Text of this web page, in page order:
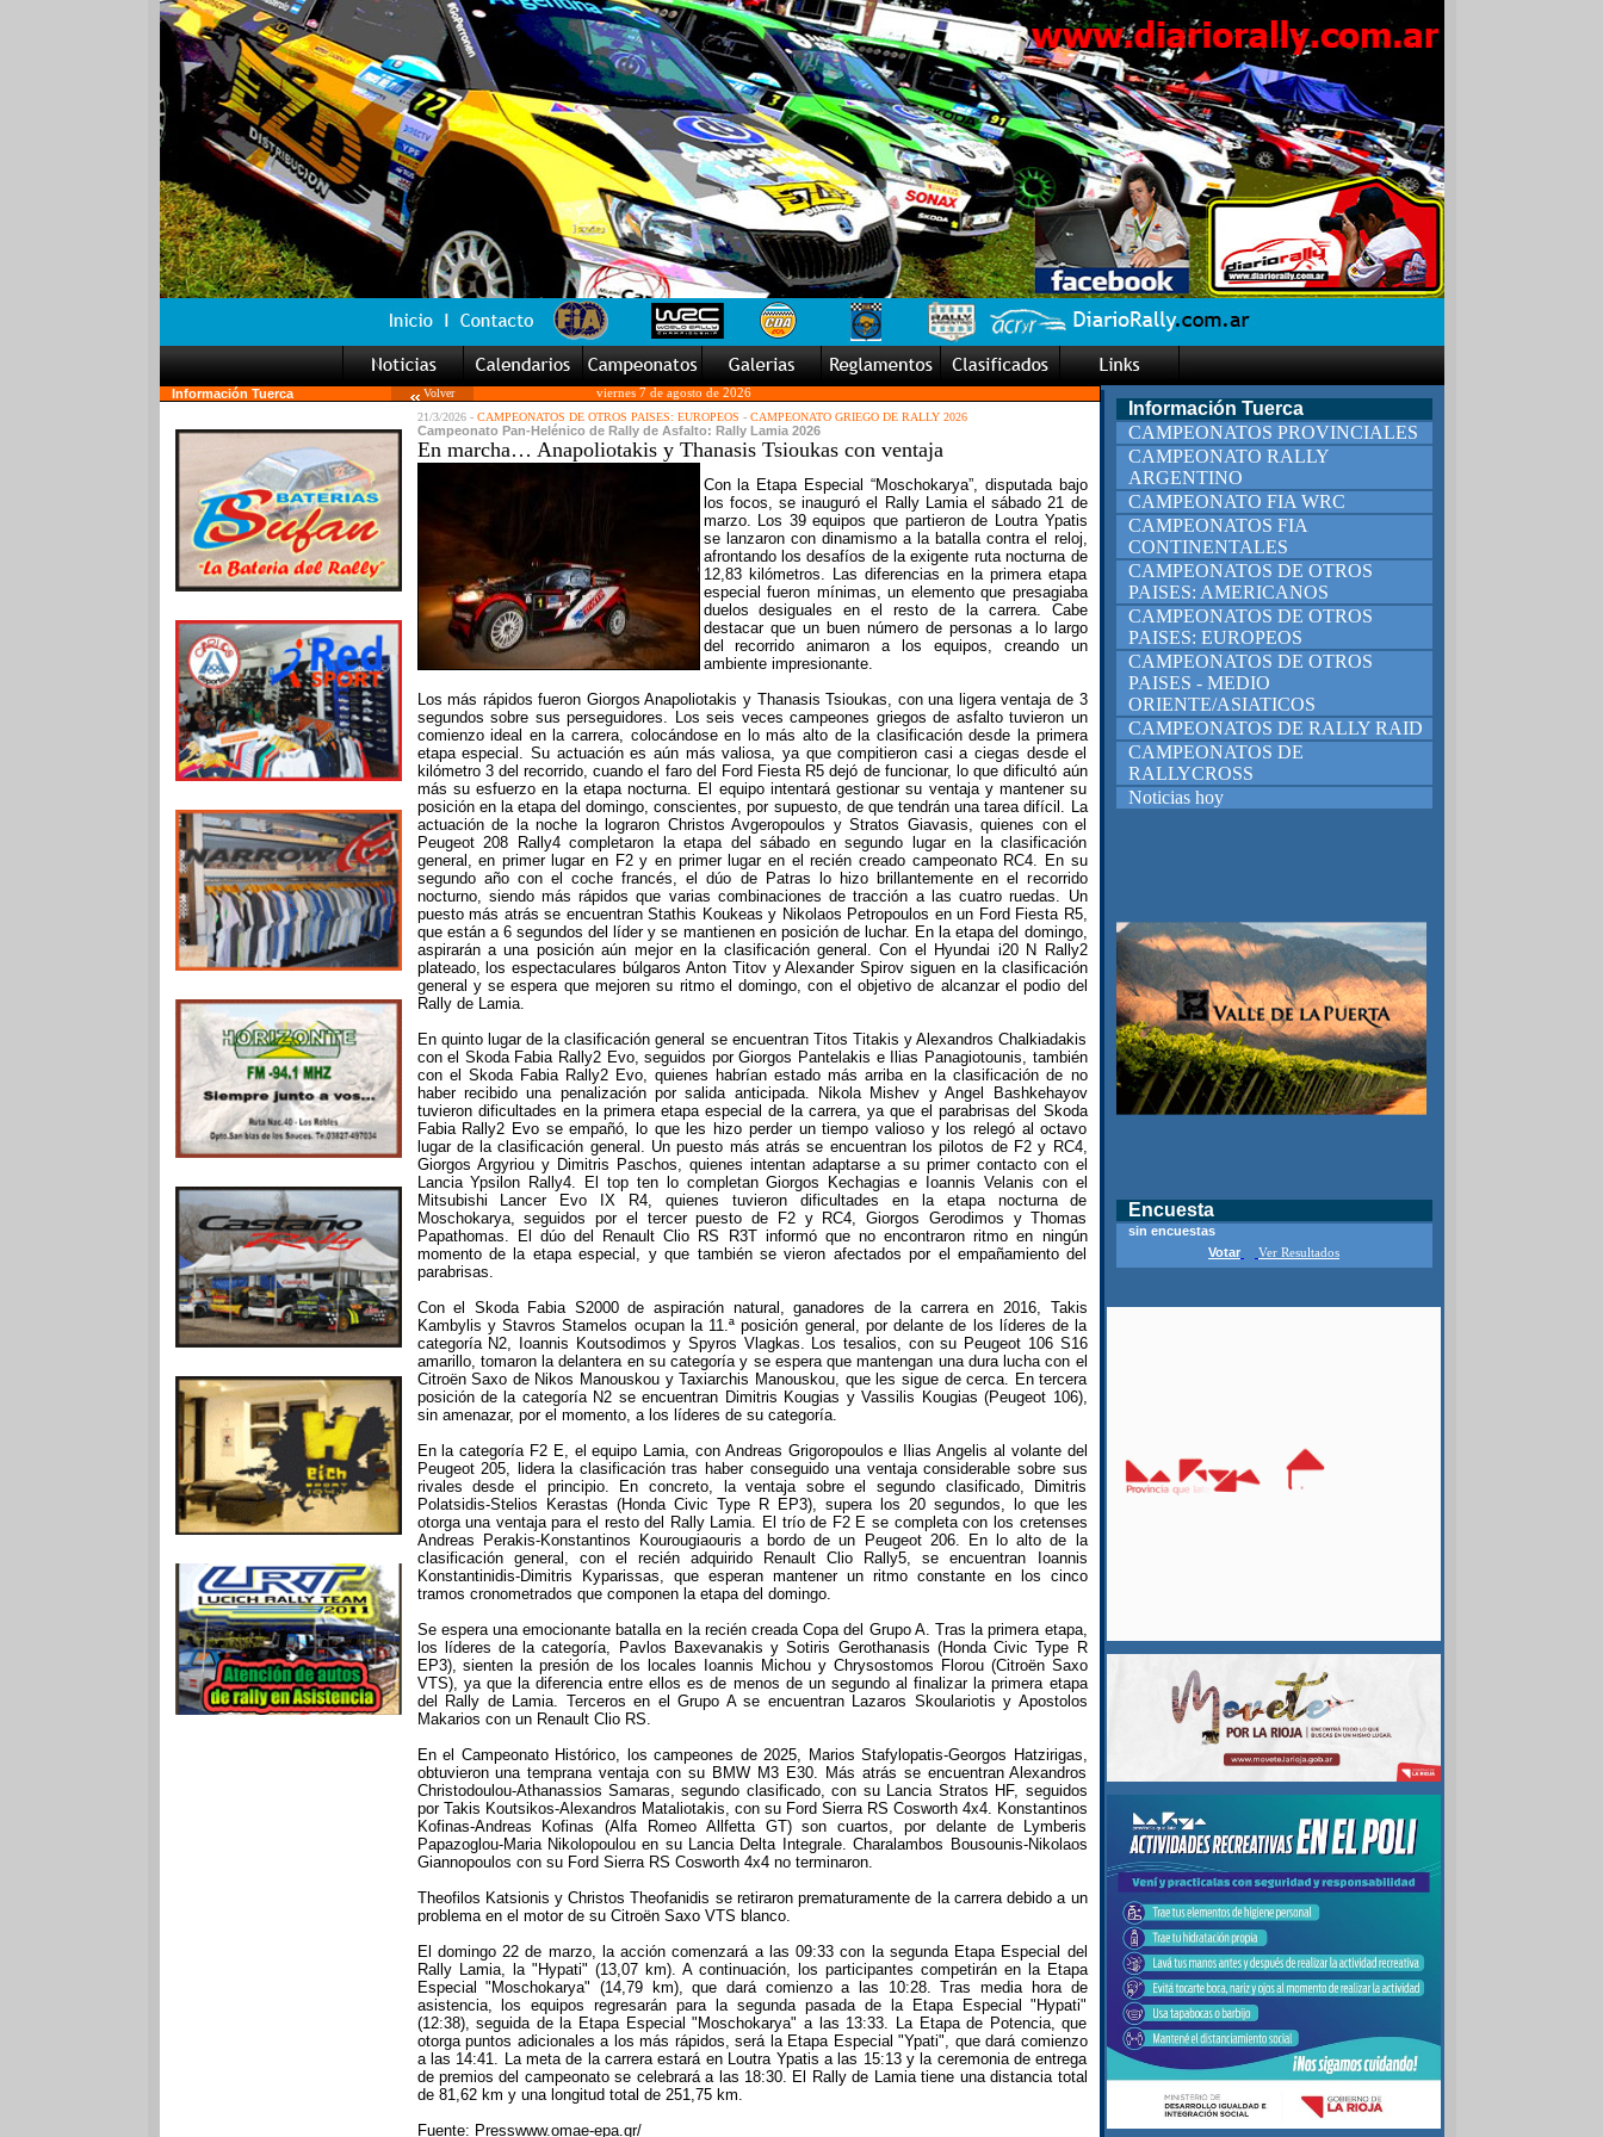
Información Tuerca Volver viernes 7 de agosto de 2026
Información Tuerca
CAMPEONATOS PROVINCIALES
CAMPEONATO RALLY
ARGENTINO
CAMPEONATO FIA WRC
CAMPEONATOS FIA
CONTINENTALES
CAMPEONATOS DE OTROS
PAISES: AMERICANOS
CAMPEONATOS DE OTROS
PAISES: EUROPEOS
CAMPEONATOS DE OTROS
PAISES - MEDIO
ORIENTE/ASIATICOS
CAMPEONATOS DE RALLY RAID
CAMPEONATOS DE
RALLYCROSS
Noticias hoy
Encuesta
sin encuestas
Votar
Ver Resultados
21/3/2026 - CAMPEONATOS DE OTROS PAISES: EUROPEOS - CAMPEONATO GRIEGO DE RALLY 2026
Campeonato Pan-Helénico de Rally de Asfalto: Rally Lamia 2026
En marcha… Anapoliotakis y Thanasis Tsioukas con ventaja
Con la Etapa Especial “Moschokarya”, disputada bajo
los focos, se inauguró el Rally Lamia el sábado 21 de
marzo. Los 39 equipos que partieron de Loutra Ypatis
se lanzaron con dinamismo a la batalla contra el reloj,
afrontando los desafíos de la exigente ruta nocturna de
12,83 kilómetros. Las diferencias en la primera etapa
especial fueron mínimas, un elemento que presagiaba
duelos desiguales en el resto de la carrera. Cabe
destacar que un buen número de personas a lo largo
del recorrido animaron a los equipos, creando un
ambiente impresionante.
Los más rápidos fueron Giorgos Anapoliotakis y Thanasis Tsioukas, con una ligera ventaja de 3
segundos sobre sus perseguidores. Los seis veces campeones griegos de asfalto tuvieron un
comienzo ideal en la carrera, colocándose en lo más alto de la clasificación desde la primera
etapa especial. Su actuación es aún más valiosa, ya que compitieron casi a ciegas desde el
kilómetro 3 del recorrido, cuando el faro del Ford Fiesta R5 dejó de funcionar, lo que dificultó aún
más su esfuerzo en la etapa nocturna. El equipo intentará gestionar su ventaja y mantener su
posición en la etapa del domingo, conscientes, por supuesto, de que tendrán una tarea difícil. La
actuación de la noche la lograron Christos Avgeropoulos y Stratos Giavasis, quienes con el
Peugeot 208 Rally4 completaron la etapa del sábado en segundo lugar en la clasificación
general, en primer lugar en F2 y en primer lugar en el recién creado campeonato RC4. En su
segundo año con el coche francés, el dúo de Patras lo hizo brillantemente en el recorrido
nocturno, siendo más rápidos que varias combinaciones de tracción a las cuatro ruedas. Un
puesto más atrás se encuentran Stathis Koukeas y Nikolaos Petropoulos en un Ford Fiesta R5,
que están a 6 segundos del líder y se mantienen en posición de luchar. En la etapa del domingo,
aspirarán a una posición aún mejor en la clasificación general. Con el Hyundai i20 N Rally2
plateado, los espectaculares búlgaros Anton Titov y Alexander Spirov siguen en la clasificación
general y se espera que mejoren su ritmo el domingo, con el objetivo de alcanzar el podio del
Rally de Lamia.
En quinto lugar de la clasificación general se encuentran Titos Titakis y Alexandros Chalkiadakis
con el Skoda Fabia Rally2 Evo, seguidos por Giorgos Pantelakis e Ilias Panagiotounis, también
con el Skoda Fabia Rally2 Evo, quienes habrían estado más arriba en la clasificación de no
haber recibido una penalización por salida anticipada. Nikola Mishev y Angel Bashkehayov
tuvieron dificultades en la primera etapa especial de la carrera, ya que el parabrisas del Skoda
Fabia Rally2 Evo se empañó, lo que les hizo perder un tiempo valioso y los relegó al octavo
lugar de la clasificación general. Un puesto más atrás se encuentran los pilotos de F2 y RC4,
Giorgos Argyriou y Dimitris Paschos, quienes intentan adaptarse a su primer contacto con el
Lancia Ypsilon Rally4. El top ten lo completan Giorgos Kechagias e Ioannis Velanis con el
Mitsubishi Lancer Evo IX R4, quienes tuvieron dificultades en la etapa nocturna de
Moschokarya, seguidos por el tercer puesto de F2 y RC4, Giorgos Gerodimos y Thomas
Papathomas. El dúo del Renault Clio RS R3T informó que no encontraron ritmo en ningún
momento de la etapa especial, y que también se vieron afectados por el empañamiento del
parabrisas.
Con el Skoda Fabia S2000 de aspiración natural, ganadores de la carrera en 2016, Takis
Kambylis y Stavros Stamelos ocupan la 11.ª posición general, por delante de los líderes de la
categoría N2, Ioannis Koutsodimos y Spyros Vlagkas. Los tesalios, con su Peugeot 106 S16
amarillo, tomaron la delantera en su categoría y se espera que mantengan una dura lucha con el
Citroën Saxo de Nikos Manouskou y Taxiarchis Manouskou, que les sigue de cerca. En tercera
posición de la categoría N2 se encuentran Dimitris Kougias y Vassilis Kougias (Peugeot 106),
sin amenazar, por el momento, a los líderes de su categoría.
En la categoría F2 E, el equipo Lamia, con Andreas Grigoropoulos e Ilias Angelis al volante del
Peugeot 205, lidera la clasificación tras haber conseguido una ventaja considerable sobre sus
rivales desde el principio. En concreto, la ventaja sobre el segundo clasificado, Dimitris
Polatsidis-Stelios Kerastas (Honda Civic Type R EP3), supera los 20 segundos, lo que les
otorga una ventaja para el resto del Rally Lamia. El trío de F2 E se completa con los cretenses
Andreas Perakis-Konstantinos Kourougiaouris a bordo de un Peugeot 206. En lo alto de la
clasificación general, con el recién adquirido Renault Clio Rally5, se encuentran Ioannis
Konstantinidis-Dimitris Kyparissas, que esperan mantener un ritmo constante en los cinco
tramos cronometrados que componen la etapa del domingo.
Se espera una emocionante batalla en la recién creada Copa del Grupo A. Tras la primera etapa,
los líderes de la categoría, Pavlos Baxevanakis y Sotiris Gerothanasis (Honda Civic Type R
EP3), sienten la presión de los locales Ioannis Michou y Chrysostomos Florou (Citroën Saxo
VTS), ya que la diferencia entre ellos es de menos de un segundo al finalizar la primera etapa
del Rally de Lamia. Terceros en el Grupo A se encuentran Lazaros Skoulariotis y Apostolos
Makarios con un Renault Clio RS.
En el Campeonato Histórico, los campeones de 2025, Marios Stafylopatis-Georgos Hatzirigas,
obtuvieron una temprana ventaja con su BMW M3 E30. Más atrás se encuentran Alexandros
Christodoulou-Athanassios Samaras, segundo clasificado, con su Lancia Stratos HF, seguidos
por Takis Koutsikos-Alexandros Mataliotakis, con su Ford Sierra RS Cosworth 4x4. Konstantinos
Kofinas-Andreas Kofinas (Alfa Romeo Allfetta GT) son cuartos, por delante de Lymberis
Papazoglou-Maria Nikolopoulou en su Lancia Delta Integrale. Charalambos Bousounis-Nikolaos
Giannopoulos con su Ford Sierra RS Cosworth 4x4 no terminaron.
Theofilos Katsionis y Christos Theofanidis se retiraron prematuramente de la carrera debido a un
problema en el motor de su Citroën Saxo VTS blanco.
El domingo 22 de marzo, la acción comenzará a las 09:33 con la segunda Etapa Especial del
Rally Lamia, la "Hypati" (13,07 km). A continuación, los participantes competirán en la Etapa
Especial "Moschokarya" (14,79 km), que dará comienzo a las 10:28. Tras media hora de
asistencia, los equipos regresarán para la segunda pasada de la Etapa Especial "Hypati"
(12:38), seguida de la Etapa Especial "Moschokarya" a las 13:33. La Etapa de Potencia, que
otorga puntos adicionales a los más rápidos, será la Etapa Especial "Ypati", que dará comienzo
a las 14:41. La meta de la carrera estará en Loutra Ypatis a las 15:13 y la ceremonia de entrega
de premios del campeonato se celebrará a las 18:30. El Rally de Lamia tiene una distancia total
de 81,62 km y una longitud total de 251,75 km.
Fuente: Presswww.omae-epa.gr/